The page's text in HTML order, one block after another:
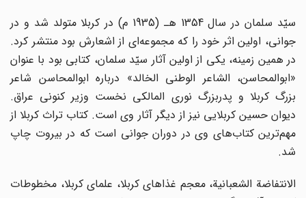
سیّد سلمان در سال 1354 هـ (1935 م) در کربلا متولد شد و در
جوانی، اولین اثر خود را که مجموعه‌ای از اشعارش بود منتشر کرد.
در همین زمینه، یکی از اولین آثار سیّد سلمان، کتابی بود با عنوان
«ابوالمحاسن، الشاعر الوطنی الخالد» درباره ابوالمحاسن شاعر
بزرگ کربلا و پدربزرگ نوری المالکی نخست وزیر کنونی عراق.
دیوان حسین کربلایی نیز از دیگر آثار وی است. کتاب تراث کربلا از
مهم‌ترین کتاب‌های وی در دوران جوانی است که در بیروت چاپ
شد.
الانتفاضة الشعبانیة، معجم غذاهای کربلا، علمای کربلا، مخطوطات